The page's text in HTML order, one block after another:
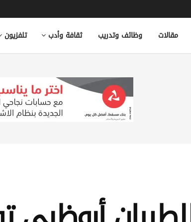
مقالات وظائف وتدريب ثقافة وأدب تلفزيون